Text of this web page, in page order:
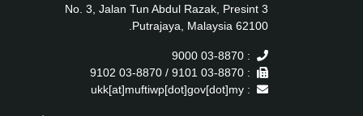
No. 3, Jalan Tun Abdul Razak, Presint 3
62100 Putrajaya, Malaysia.
: 03-8870 9000
: 03-8870 9101 / 03-8870 9102
: ukk[at]muftiwp[dot]gov[dot]my